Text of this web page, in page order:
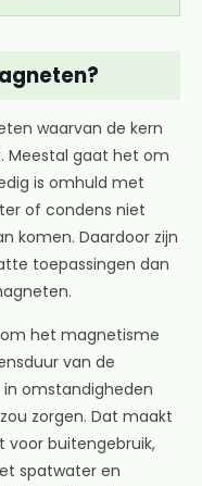
waarvan de kern
Meestal gaat het om
is omhuld met
of condens niet
komen. Daardoor zijn
toepassingen dan
om het magnetisme
van de
omstandigheden
zorgen. Dat maakt
buitengebruik,
spatwater en